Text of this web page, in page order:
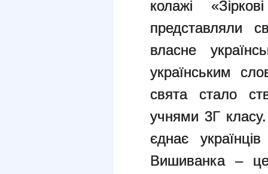
колажі
представляли
власне
українським
свята стало
учнями 3Г
єднає
Вишиванка –